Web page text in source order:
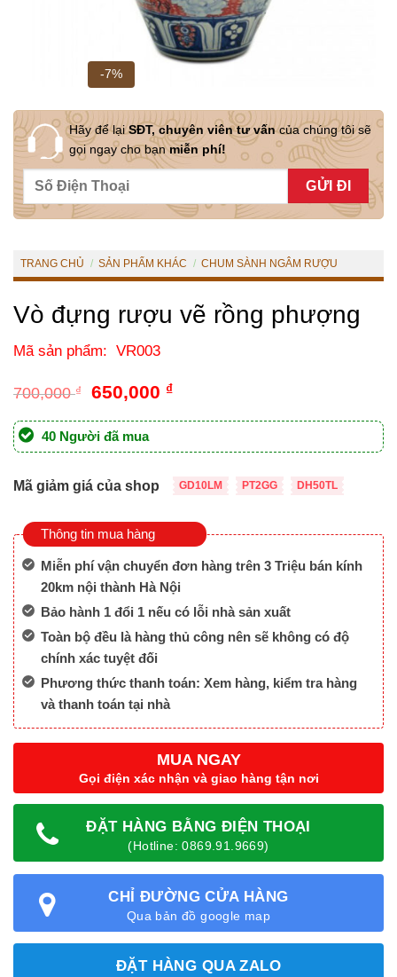
-7%
Hãy để lạiSĐT, chuyên viên tư vấncủa chúng tôi sẽ
gọi ngay cho bạnmiễn phí!
TRANG CHỦ / SẢN PHẨM KHÁC / CHUM SÀNH NGÂM RƯỢU
Vò đựng rượu vẽ rồng phượng
Mã sản phẩm: VR003
700,000₫
Giá
là:
700,000 ₫.
650,000 ₫Giá
tại
là:
40 Người đã mua
Mã giảm giá của shop GD10LM PT2GG DH50TL
Thông tin mua hàng
Miễn phí vận chuyển đơn hàng trên 3 Triệu bán kính
20km nội thành Hà Nội
Bảo hành 1 đổi 1 nếu có lỗi nhà sản xuất
Toàn bộ đều là hàng thủ công nên sẽ không có độ
chính xác tuyệt đối
Phương thức thanh toán: Xem hàng, kiểm tra hàng
và thanh toán tại nhà
MUA NGAY
Gọi điện xác nhận và giao hàng tận nơi
ĐẶT HÀNG BẰNG ĐIỆN THOẠI
(Hotline: 0869.91.9669)
CHỈ ĐƯỜNG CỬA HÀNG
Qua bản đồ google map
ĐẶT HÀNG QUA ZALO